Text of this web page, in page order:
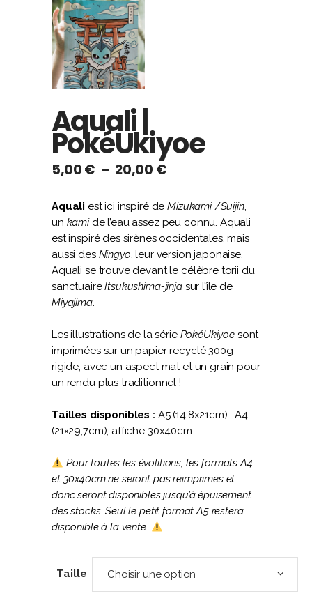
Aquali |
PokéUkiyoe
5,00€ – 20,00 €Plage
prix :
5,00 €
à
20,00 €
Aquali est ici inspiré deMizukami/Suijin,
un kamide l’eau assez peu connu. Aquali
est inspiré des sirènes occidentales, mais
aussi des Ningyo, leur version japonaise.
Aquali se trouve devant le célèbre torii du
sanctuaireItsukushima-jinjasur l’île de
Miyajima.
Les illustrations de la série PokéUkiyoe sont
imprimées sur un papier recyclé 300g
rigide, avec un aspect mat et un grain pour
un rendu plus traditionnel !
Tailles disponibles : A5 (14,8x21cm) , A4
(21×29,7cm), affiche 30x40cm..
Pour toutes les évolitions, les formats A4
et 30x40cm ne seront pas réimprimés et
donc seront disponibles jusqu’à épuisement
des stocks. Seul le petit format A5 restera
disponible à la vente.
Taille Choisir une option